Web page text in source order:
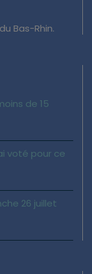
Bas-Rhin.
voté pour ce
26 juillet